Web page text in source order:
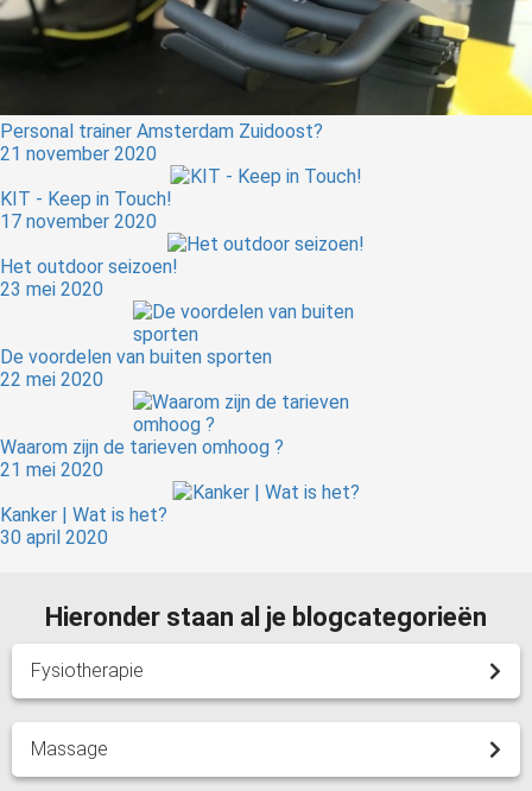
Personal trainer Amsterdam Zuidoost?
21 november 2020
KIT - Keep in Touch!
17 november 2020
Het outdoor seizoen!
23 mei 2020
De voordelen van buiten sporten
22 mei 2020
Waarom zijn de tarieven omhoog ?
21 mei 2020
Kanker | Wat is het?
30 april 2020
Hieronder staan al je blogcategorieën
Fysiotherapie
Massage